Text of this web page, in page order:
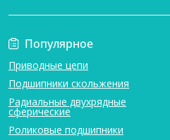
Популярное
Приводные цепи
Подшипники скольжения
Радиальные двухрядные
сферические
Роликовые подшипники